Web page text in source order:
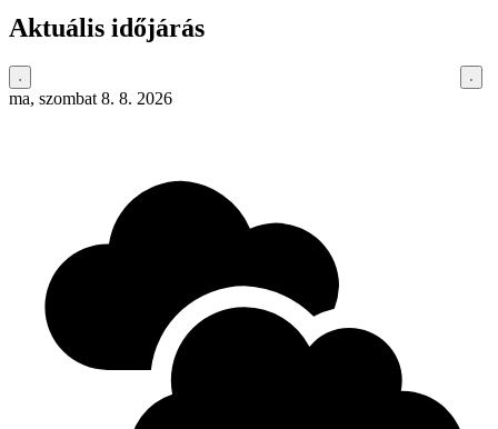
Aktuális időjárás
ma, szombat 8. 8. 2026